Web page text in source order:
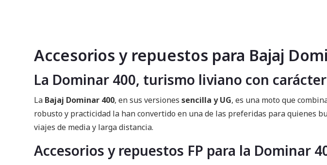
Accesorios y repuestos para Bajaj
La Dominar 400, turismo liviano con
La Bajaj Dominar 400, en sus versiones sencilla y UG, es una moto que
robusto y practicidad la han convertido en una de las preferidas para quienes
viajes de media y larga distancia.
Accesorios y repuestos FP para la Dominar